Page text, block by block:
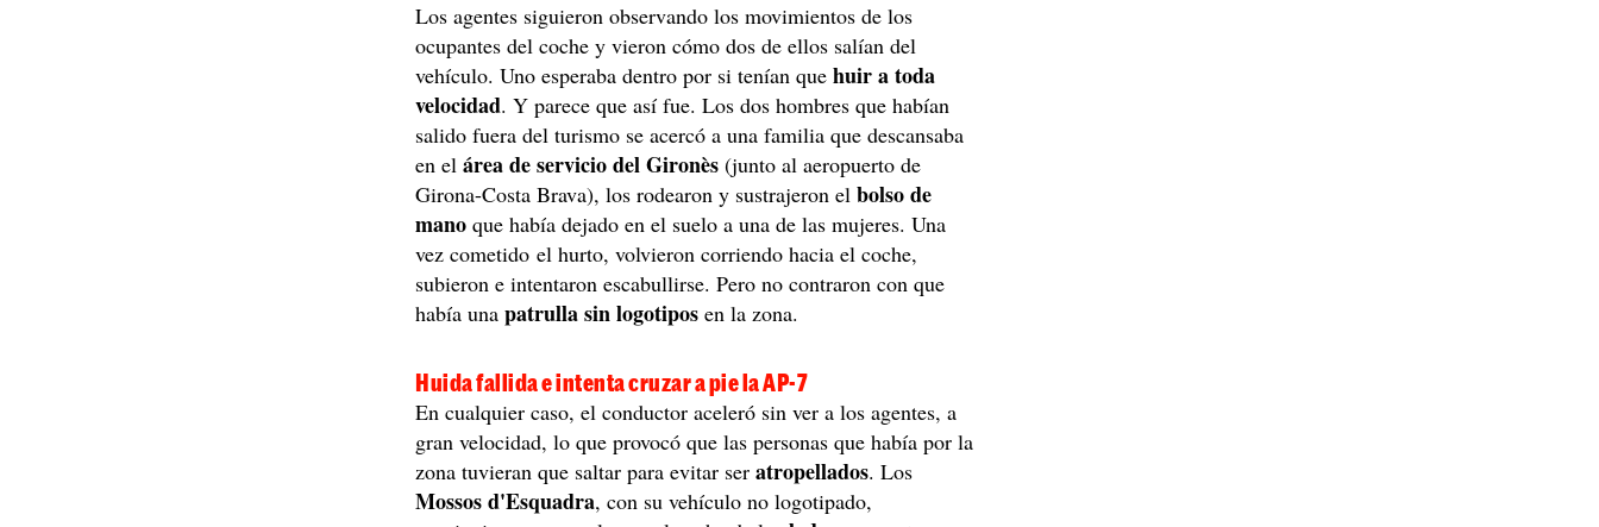
Los agentes siguieron observando los movimientos de los
ocupantes del coche y vieron cómo dos de ellos salían del
vehículo. Uno esperaba dentro por si tenían quehuir a toda
velocidad. Y parece que así fue. Los dos hombres que habían
salido fuera del turismo se acercó a una familia que descansaba
en elárea de servicio del Gironès (junto al aeropuerto de
Girona-Costa Brava), los rodearon y sustrajeron elbolso de
mano que había dejado en el suelo a una de las mujeres. Una
vez cometido el hurto, volvieron corriendo hacia el coche,
subieron e intentaron escabullirse. Pero no contraron con que
había unapatrulla sin logotipos en la zona.
Huida fallida e intenta cruzar a pie la AP-7
En cualquier caso, el conductor aceleró sin ver a los agentes, a
gran velocidad, lo que provocó que las personas que había por la
zona tuvieran que saltar para evitar seratropellados. Los
Mossos d'Esquadra, con su vehículo no logotipado,